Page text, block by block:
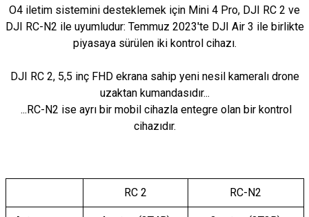
O4 iletim sistemini desteklemek için Mini 4 Pro, DJI RC 2 ve
DJI RC-N2 ile uyumludur: Temmuz 2023'te DJI Air 3 ile birlikte
piyasaya sürülen iki kontrol cihazı.
DJI RC 2, 5,5 inç FHD ekrana sahip yeni nesil kameralı drone
uzaktan kumandasıdır...
...RC-N2 ise ayrı bir mobil cihazla entegre olan bir kontrol
cihazıdır.
RC 2 RC-N2